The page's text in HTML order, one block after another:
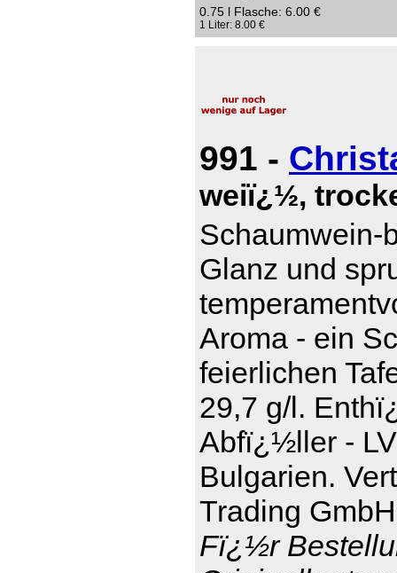
0.75 l Flasche: 6.00 €
1 Liter: 8.00 €
991 -
weiï¿½,
Schaumwein-
Glanz und
Aroma - ein
feierlichen
29,7 g/l.
Abfï¿½ller -
Bulgarien.
Trading
Fï¿½r